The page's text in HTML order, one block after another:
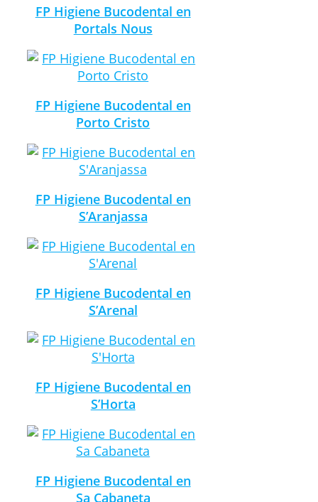
FP Higiene Bucodental en
Portals Nous
FP Higiene Bucodental en
Porto Cristo
FP Higiene Bucodental en
S’Aranjassa
FP Higiene Bucodental en
S’Arenal
FP Higiene Bucodental en
S’Horta
FP Higiene Bucodental en
Sa Cabaneta